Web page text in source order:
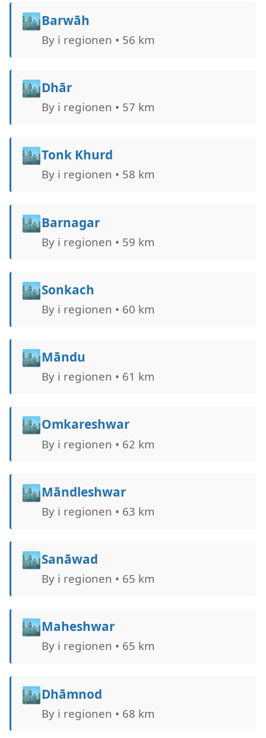
🏙️Barwāh
By i regionen • 56 km
🏙️Dhār
By i regionen • 57 km
🏙️Tonk Khurd
By i regionen • 58 km
🏙️Barnagar
By i regionen • 59 km
🏙️Sonkach
By i regionen • 60 km
🏙️Māndu
By i regionen • 61 km
🏙️Omkareshwar
By i regionen • 62 km
🏙️Māndleshwar
By i regionen • 63 km
🏙️Sanāwad
By i regionen • 65 km
🏙️Maheshwar
By i regionen • 65 km
🏙️Dhāmnod
By i regionen • 68 km